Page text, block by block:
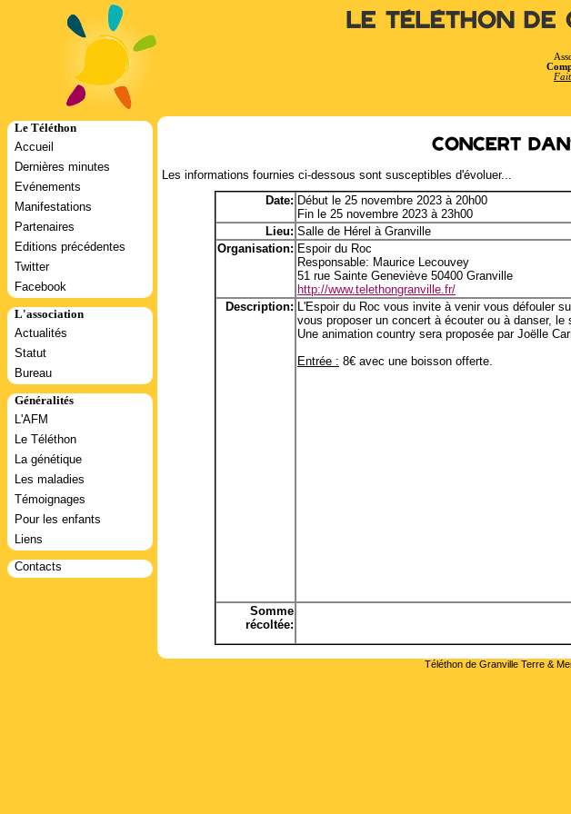
Le Téléthon
Le Téléthon
Accueil
Dernières minutes
Evénements
Manifestations
Partenaires
Editions précédentes
Twitter
Facebook
L'association
Actualités
Statut
Bureau
Généralités
L'AFM
Le Téléthon
La génétique
Les maladies
Témoignages
Pour les enfants
Liens
Contacts
Concert
Les informations fournies ci-dessous sont susceptibles d'évoluer...
Date: Début le 25 novembre 2023 à 20h00
Fin le 25 novembre 2023 à 23h00
Lieu: Salle de Hérel à Granville
Organisation: Espoir du Roc
Responsable: Maurice Lecouvey
51 rue Sainte Geneviève 50400 Granville
http://www.telethongranville.fr/
Description: L'Espoir du Roc vous invite à venir vous défouler
vous proposer un concert à écouter ou à danser, le
Une animation country sera proposée par Joëlle
Entrée : 8€ avec une boisson offerte.
Somme
récoltée:
Téléthon de Granville Terre &